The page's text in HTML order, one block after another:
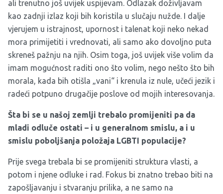
ali trenutno još uvijek uspijevam. Odlazak doživljavam
kao zadnji izlaz koji bih koristila u slučaju nužde. I dalje
vjerujem u istrajnost, upornost i talenat koji neko nekad
mora primijetiti i vrednovati, ali samo ako dovoljno puta
skreneš pažnju na njih. Osim toga, još uvijek više volim da
imam mogućnost raditi ono što volim, nego nešto što bih
morala, kada bih otišla „vani“ i krenula iz nule, učeći jezik i
radeći potpuno drugačije poslove od mojih interesovanja.
Šta bi se u našoj zemlji trebalo promijeniti pa da
mladi odluče ostati – i u generalnom smislu, a i u
smislu poboljšanja položaja LGBTI populacije?
Prije svega trebala bi se promijeniti struktura vlasti, a
potom i njene odluke i rad. Fokus bi znatno trebao biti na
zapošljavanju i stvaranju prilika, a ne samo na